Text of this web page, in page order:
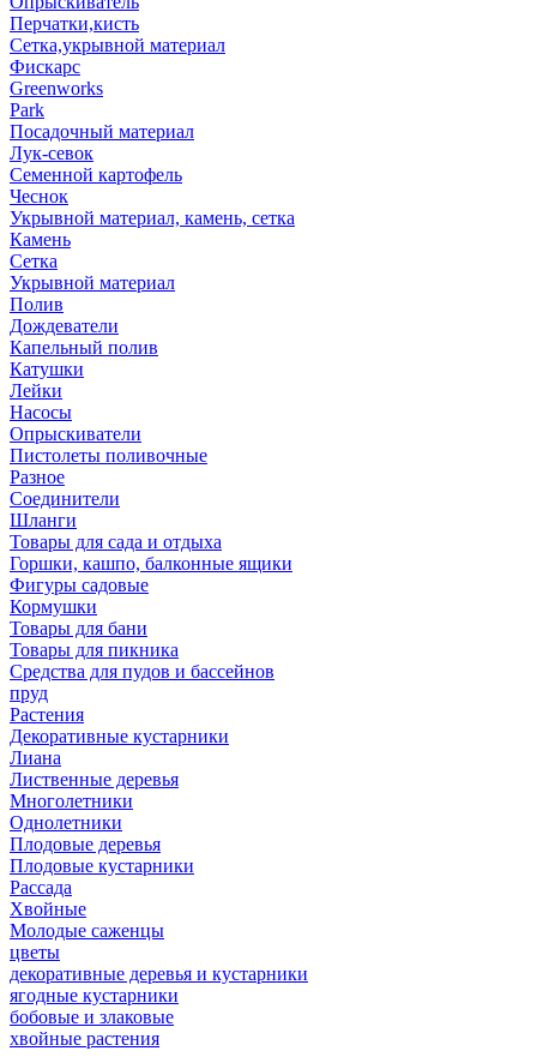
Перчатки,кисть
Сетка,укрывной материал
Фискарс
Greenworks
Park
Посадочный материал
Лук-севок
Семенной картофель
Чеснок
Укрывной материал, камень, сетка
Камень
Сетка
Укрывной материал
Полив
Дождеватели
Капельный полив
Катушки
Лейки
Насосы
Опрыскиватели
Пистолеты поливочные
Разное
Соединители
Шланги
Товары для сада и отдыха
Горшки, кашпо, балконные ящики
Фигуры садовые
Кормушки
Товары для бани
Товары для пикника
Средства для пудов и бассейнов
пруд
Растения
Декоративные кустарники
Лиана
Лиственные деревья
Многолетники
Однолетники
Плодовые деревья
Плодовые кустарники
Рассада
Хвойные
Молодые саженцы
цветы
декоративные деревья и кустарники
ягодные кустарники
бобовые и злаковые
хвойные растения